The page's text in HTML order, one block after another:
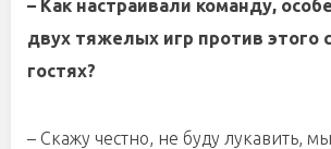
– Как настраивали команду,
двух тяжелых игр против этого
гостях?
– Скажу честно, не буду лукавить,